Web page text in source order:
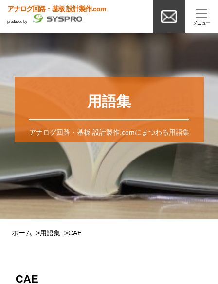
アナログ回路・基板 設計製作.com
produced by
用語集
アナログ回路・基板 設計製作.comにまつわる用語集
ホーム 用語集 CAE
CAE